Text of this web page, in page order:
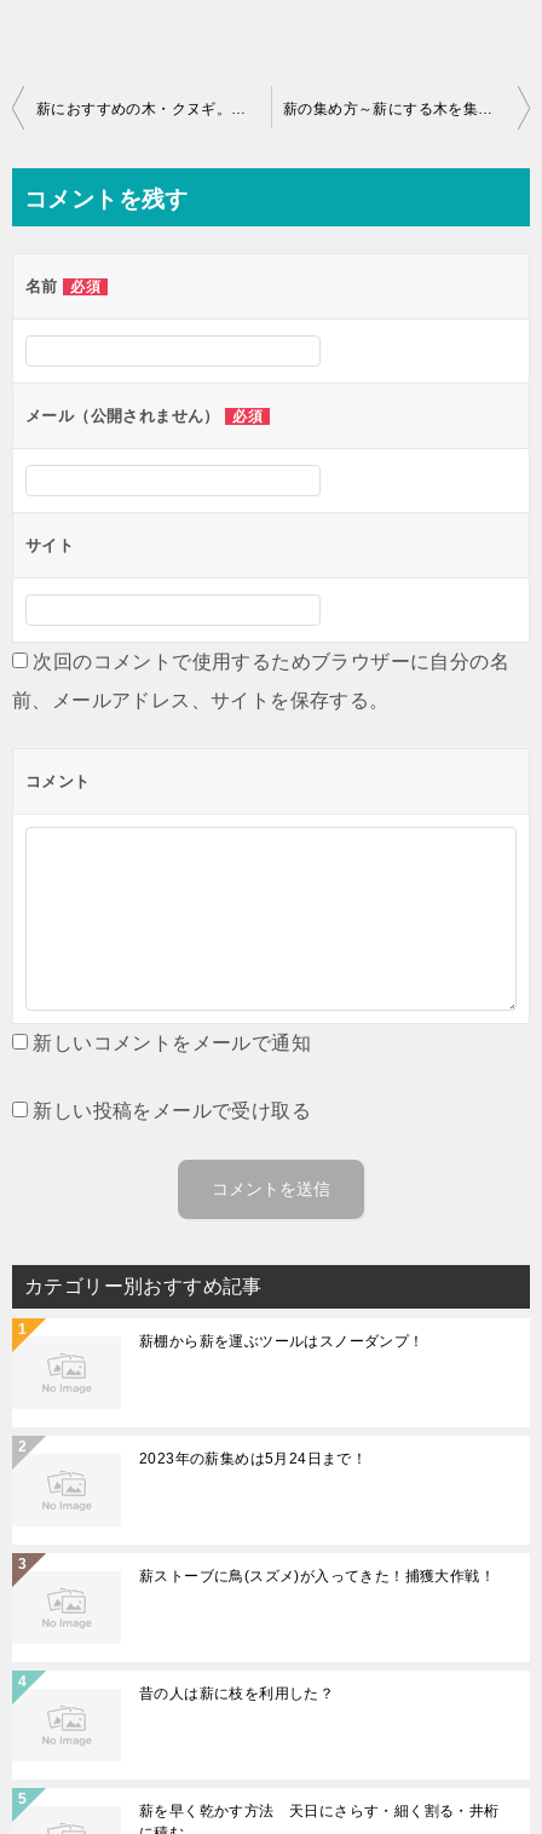
薪におすすめの木・クヌギ。理由を３つご紹介します。武蔵野大地にたくさんはえていた！ 薪の集め方～薪にする木を集めるのは結構簡単？！
コメントを残す
名前 必須
メール（公開されません） 必須
サイト
次回のコメントで使用するためブラウザーに自分の名
前、メールアドレス、サイトを保存する。
コメント
新しいコメントをメールで通知
新しい投稿をメールで受け取る
カテゴリー別おすすめ記事
薪棚から薪を運ぶツールはスノーダンプ！
2023年の薪集めは5月24日まで！
薪ストーブに鳥(スズメ)が入ってきた！捕獲大作戦！
昔の人は薪に枝を利用した？
薪を早く乾かす方法 天日にさらす・細く割る・井桁